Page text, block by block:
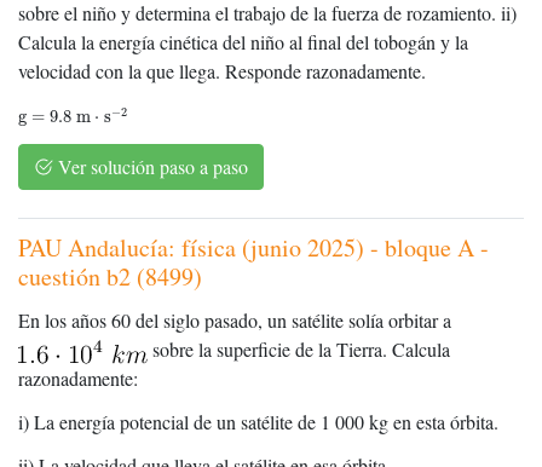
sobre el niño y determina el trabajo de la fuerza de rozamiento. ii)
Calcula la energía cinética del niño al final del tobogán y la
velocidad con la que llega. Responde razonadamente.
g = 9.8 m ⋅ s−2
9.8 m
Ver solución paso a paso
PAU Andalucía: física (junio 2025) - bloque A -
cuestión b2 (8499)
En los años 60 del siglo pasado, un satélite solía orbitar a
sobre la superficie de la Tierra. Calcula
razonadamente:
i) La energía potencial de un satélite de 1 000 kg en esta órbita.